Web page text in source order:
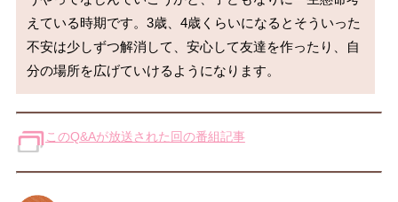
えている時期です。3歳、4歳くらいになるとそういった
不安は少しずつ解消して、安心して友達を作ったり、自
分の場所を広げていけるようになります。
このQ&Aが放送された回の番組記事